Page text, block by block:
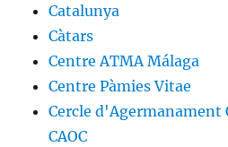
Catalunya
Càtars
Centre ATMA Málaga
Centre Pàmies Vitae
Cercle d'Agermanament
CAOC